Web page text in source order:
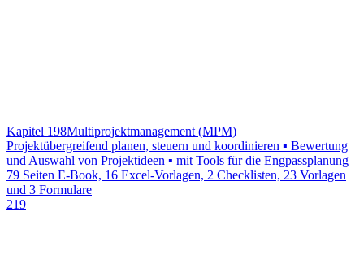
Kapitel 198Multiprojektmanagement (MPM)
Projektübergreifend planen, steuern und koordinieren ▪ Bewertung
und Auswahl von Projektideen ▪ mit Tools für die Engpassplanung
79 Seiten E-Book, 16 Excel-Vorlagen, 2 Checklisten, 23 Vorlagen
und 3 Formulare
219